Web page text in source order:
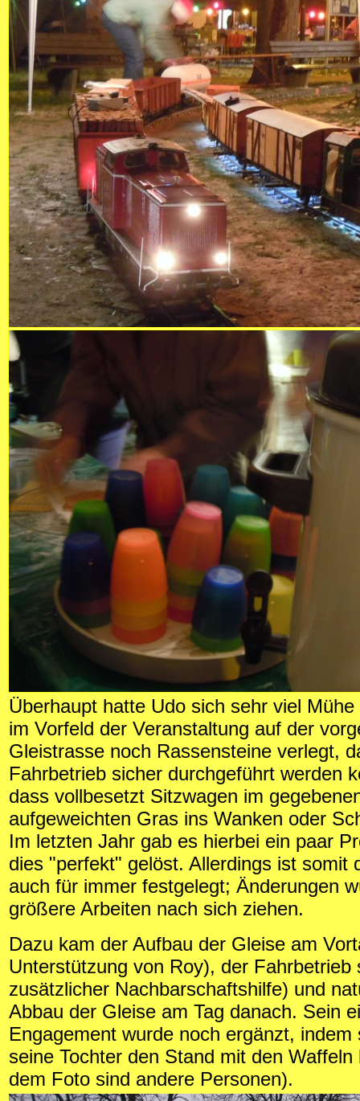
Überhaupt hatte Udo sich sehr viel
im Vorfeld der Veranstaltung auf der
Gleistrasse noch Rassensteine verlegt,
Fahrbetrieb sicher durchgeführt werden
dass vollbesetzt Sitzwagen im
aufgeweichten Gras ins Wanken oder
Im letzten Jahr gab es hierbei ein paar
dies "perfekt" gelöst. Allerdings ist somit
auch für immer festgelegt; Änderungen
größere Arbeiten nach sich ziehen.
Dazu kam der Aufbau der Gleise am
Unterstützung von Roy), der Fahrbetrieb
zusätzlicher Nachbarschaftshilfe) und
Abbau der Gleise am Tag danach. Sein
Engagement wurde noch ergänzt, indem
seine Tochter den Stand mit den
dem Foto sind andere Personen).